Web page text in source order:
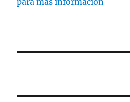
para más información